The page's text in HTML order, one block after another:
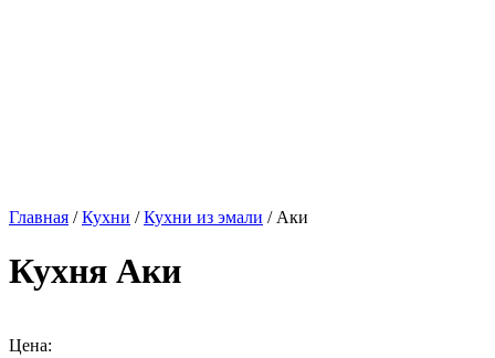
Главная /Кухни /Кухни из эмали / Аки
Кухня Аки
Цена: